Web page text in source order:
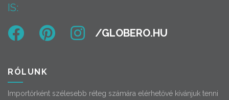
IS:
RÓLUNK
Importőrként szélesebb réteg számára elérhetővé kívánjuk tenni